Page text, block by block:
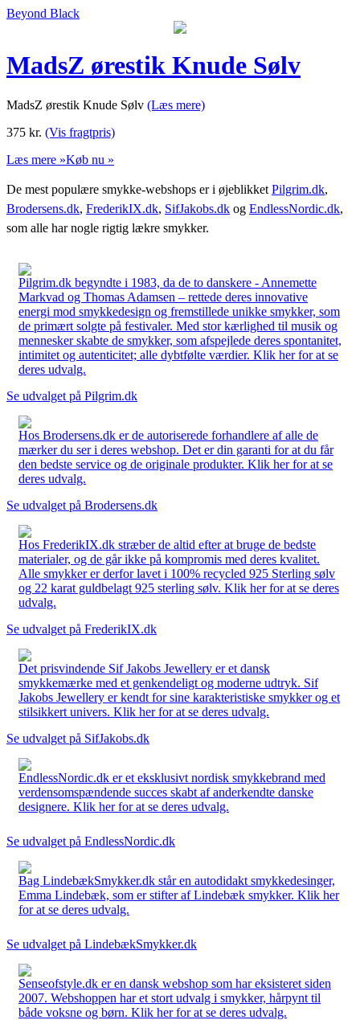
Beyond Black
MadsZ ørestik Knude Sølv
MadsZ ørestik Knude Sølv (Læs mere)
375 kr. (Vis fragtpris)
Læs mere »Køb nu »
De mest populære smykke-webshops er i øjeblikket Pilgrim.dk,
Brodersens.dk, FrederikIX.dk, SifJakobs.dk og EndlessNordic.dk,
som alle har nogle rigtig lækre smykker.
Pilgrim.dk begyndte i 1983, da de to danskere - Annemette
Markvad og Thomas Adamsen – rettede deres innovative
energi mod smykkedesign og fremstillede unikke smykker, som
de primært solgte på festivaler. Med stor kærlighed til musik og
mennesker skabte de smykker, som afspejlede deres spontanitet,
intimitet og autenticitet; alle dybtfølte værdier. Klik her for at se
deres udvalg.
Se udvalget på Pilgrim.dk
Hos Brodersens.dk er de autoriserede forhandlere af alle de
mærker du ser i deres webshop. Det er din garanti for at du får
den bedste service og de originale produkter. Klik her for at se
deres udvalg.
Se udvalget på Brodersens.dk
Hos FrederikIX.dk stræber de altid efter at bruge de bedste
materialer, og de går ikke på kompromis med deres kvalitet.
Alle smykker er derfor lavet i 100% recycled 925 Sterling sølv
og 22 karat guldbelagt 925 sterling sølv. Klik her for at se deres
udvalg.
Se udvalget på FrederikIX.dk
Det prisvindende Sif Jakobs Jewellery er et dansk
smykkemærke med et genkendeligt og moderne udtryk. Sif
Jakobs Jewellery er kendt for sine karakteristiske smykker og et
stilsikkert univers. Klik her for at se deres udvalg.
Se udvalget på SifJakobs.dk
EndlessNordic.dk er et eksklusivt nordisk smykkebrand med
verdensomspændende succes skabt af anderkendte danske
designere. Klik her for at se deres udvalg.
Se udvalget på EndlessNordic.dk
Bag LindebækSmykker.dk står en autodidakt smykkedesinger,
Emma Lindebæk, som er stifter af Lindebæk smykker. Klik her
for at se deres udvalg.
Se udvalget på LindebækSmykker.dk
Senseofstyle.dk er en dansk webshop som har eksisteret siden
2007. Webshoppen har et stort udvalg i smykker, hårpynt til
både voksne og børn. Klik her for at se deres udvalg.